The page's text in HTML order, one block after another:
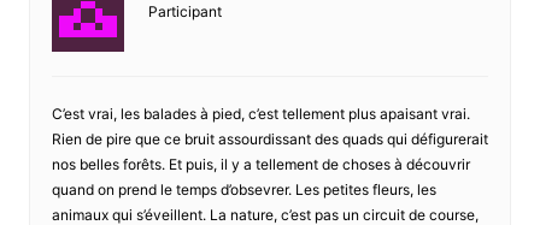
Participant
C’est vrai, les balades à pied, c’est tellement plus apaisant vrai.
Rien de pire que ce bruit assourdissant des quads qui défigurerait
nos belles forêts. Et puis, il y a tellement de choses à découvrir
quand on prend le temps d’obsevrer. Les petites fleurs, les
animaux qui s’éveillent. La nature, c’est pas un circuit de course,